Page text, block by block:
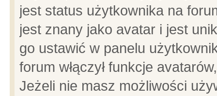
jest status użytkownika na
jest znany jako avatar i jest
go ustawić w panelu
forum włączył funkcje
Jeżeli nie masz możliwości